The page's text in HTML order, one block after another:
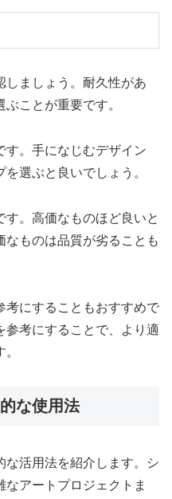
しましょう。耐久性があ
ことが重要です。
す。手になじむデザイン
選ぶと良いでしょう。
。高価なものほど良いと
なものは品質が劣ることも
考にすることもおすすめで
参考にすることで、より適
な使用法
な活用法を紹介します。シ
アートプロジェクトま